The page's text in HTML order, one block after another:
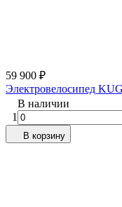
59 900 ₽
Электровелосипед
В наличии
1
В корзину